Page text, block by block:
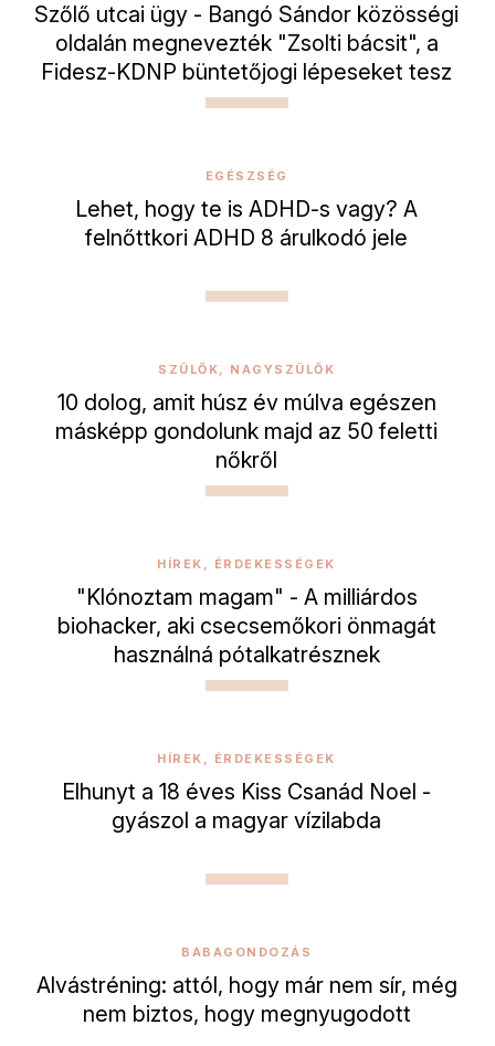
Szőlő utcai ügy - Bangó Sándor közösségi
oldalán megnevezték "Zsolti bácsit", a
Fidesz-KDNP büntetőjogi lépeseket tesz
EGÉSZSÉG
Lehet, hogy te is ADHD-s vagy? A
felnőttkori ADHD 8 árulkodó jele
SZÜLŐK, NAGYSZÜLŐK
10 dolog, amit húsz év múlva egészen
másképp gondolunk majd az 50 feletti
nőkről
HÍREK, ÉRDEKESSÉGEK
"Klónoztam magam" - A milliárdos
biohacker, aki csecsemőkori önmagát
használná pótalkatrésznek
HÍREK, ÉRDEKESSÉGEK
Elhunyt a 18 éves Kiss Csanád Noel -
gyászol a magyar vízilabda
BABAGONDOZÁS
Alvástréning: attól, hogy már nem sír, még
nem biztos, hogy megnyugodott